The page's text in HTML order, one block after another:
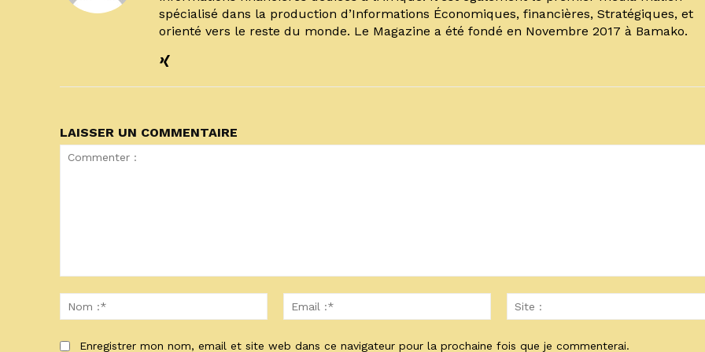
spécialisé dans la production d’Informations Économiques, financières, Stratégiques, et
orienté vers le reste du monde. Le Magazine a été fondé en Novembre 2017 à Bamako.
LAISSER UN COMMENTAIRE
:*
Email
:*
Enregistrer mon nom, email et site web dans ce navigateur pour la prochaine fois que je commenterai.